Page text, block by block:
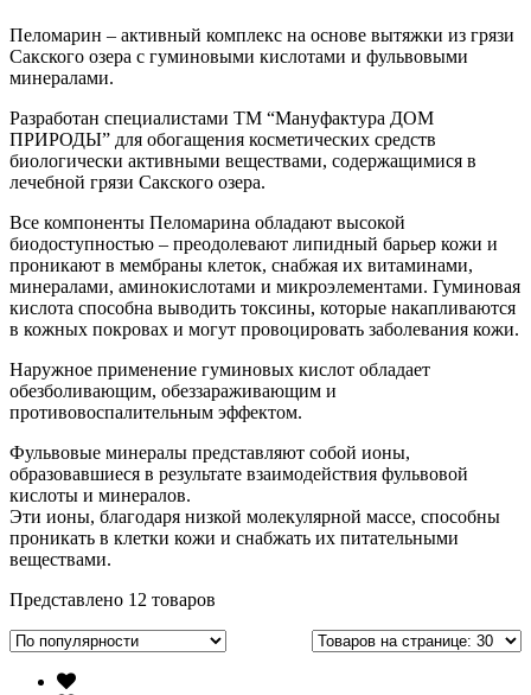
Пеломарин – активный комплекс на основе вытяжки из грязи
Сакского озера с гуминовыми кислотами и фульвовыми
минералами.
Разработан специалистами ТМ “Мануфактура ДОМ
ПРИРОДЫ” для обогащения косметических средств
биологически активными веществами, содержащимися в
лечебной грязи Сакского озера.
Все компоненты Пеломарина обладают высокой
биодоступностью – преодолевают липидный барьер кожи и
проникают в мембраны клеток, снабжая их витаминами,
минералами, аминокислотами и микроэлементами. Гуминовая
кислота способна выводить токсины, которые накапливаются
в кожных покровах и могут провоцировать заболевания кожи.
Наружное применение гуминовых кислот обладает
обезболивающим, обеззараживающим и
противовоспалительным эффектом.
Фульвовые минералы представляют собой ионы,
образовавшиеся в результате взаимодействия фульвовой
кислоты и минералов.
Эти ионы, благодаря низкой молекулярной массе, способны
проникать в клетки кожи и снабжать их питательными
веществами.
Представлено 12 товаров